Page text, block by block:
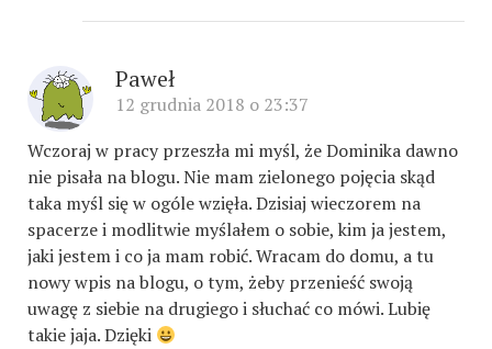
Paweł
12 grudnia 2018 o 23:37
Wczoraj w pracy przeszła mi myśl, że Dominika dawno
nie pisała na blogu. Nie mam zielonego pojęcia skąd
taka myśl się w ogóle wzięła. Dzisiaj wieczorem na
spacerze i modlitwie myślałem o sobie, kim ja jestem,
jaki jestem i co ja mam robić. Wracam do domu, a tu
nowy wpis na blogu, o tym, żeby przenieść swoją
uwagę z siebie na drugiego i słuchać co mówi. Lubię
takie jaja. Dzięki